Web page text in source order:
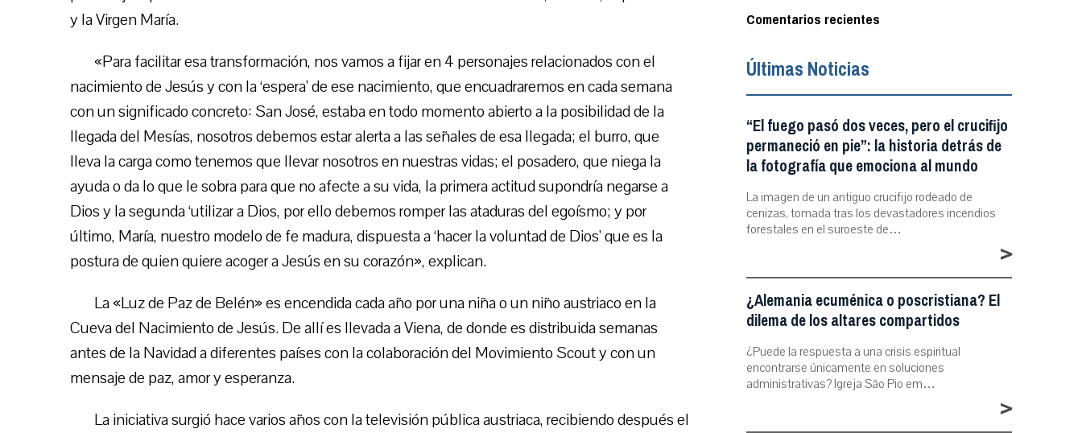
y la Virgen María.
«Para facilitar esa transformación, nos vamos a fijar en 4 personajes relacionados con el
nacimiento de Jesús y con la ‘espera’ de ese nacimiento, que encuadraremos en cada semana
con un significado concreto: San José, estaba en todo momento abierto a la posibilidad de la
llegada del Mesías, nosotros debemos estar alerta a las señales de esa llegada; el burro, que
lleva la carga como tenemos que llevar nosotros en nuestras vidas; el posadero, que niega la
ayuda o da lo que le sobra para que no afecte a su vida, la primera actitud supondría negarse a
Dios y la segunda ‘utilizar a Dios, por ello debemos romper las ataduras del egoísmo; y por
último, María, nuestro modelo de fe madura, dispuesta a ‘hacer la voluntad de Dios’ que es la
postura de quien quiere acoger a Jesús en su corazón», explican.
La «Luz de Paz de Belén» es encendida cada año por una niña o un niño austriaco en la
Cueva del Nacimiento de Jesús. De allí es llevada a Viena, de donde es distribuida semanas
antes de la Navidad a diferentes países con la colaboración del Movimiento Scout y con un
mensaje de paz, amor y esperanza.
La iniciativa surgió hace varios años con la televisión pública austriaca, recibiendo después el
Comentarios recientes
Últimas Noticias
“El fuego pasó dos veces, pero el crucifijo
permaneció en pie”: la historia detrás de
la fotografía que emociona al mundo
La imagen de un antiguo crucifijo rodeado de
cenizas, tomada tras los devastadores incendios
forestales en el suroeste de…
>
¿Alemania ecuménica o poscristiana? El
dilema de los altares compartidos
¿Puede la respuesta a una crisis espiritual
encontrarse únicamente en soluciones
administrativas? Igreja São Pio em…
>